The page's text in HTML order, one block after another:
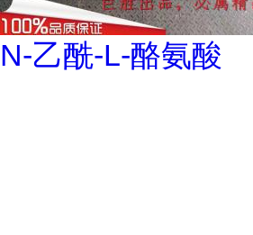
N-乙酰-L-酪氨酸